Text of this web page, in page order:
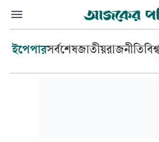
ইপেপারসর্বশেষজাতীয়রাজনীতিবিশ্ব